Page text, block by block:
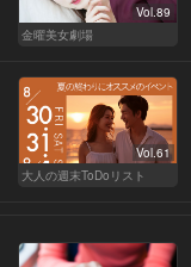
Vol.89
金曜美女劇場
Vol.61
大人の週末ToDoリスト